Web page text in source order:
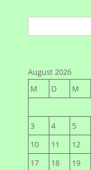
nach:
August 2026
M
D M
3
4 5
10
11 12
17
18 19